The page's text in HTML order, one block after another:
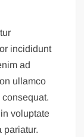
incididunt
ad
ullamco
voluptate
pariatur.